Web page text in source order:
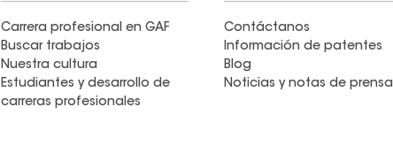
Carrera profesional en GAF
Buscar trabajos
Nuestra cultura
Estudiantes y desarrollo de
carreras profesionales
Contáctanos
Información de patentes
Blog
Noticias y notas de prensa